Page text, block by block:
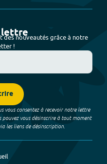
lettre
des nouveautés grâce à notre
!
vous consentez à recevoir notre lettre
vous désinscrire à tout moment
les liens de désinscription.